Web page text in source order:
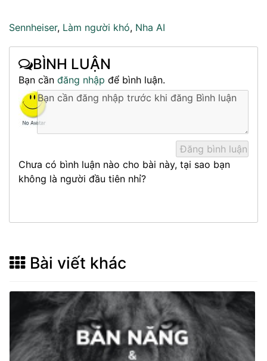
Sennheiser, Làm người khó, Nha AI
BÌNH LUẬN
Bạn cần đăng nhập để bình luận.
Chưa có bình luận nào cho bài này, tại sao bạn
không là người đầu tiên nhỉ?
Bài viết khác